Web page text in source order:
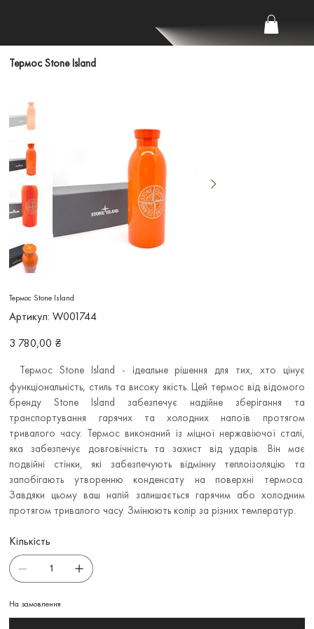
Термос Stone Island
Термос Stone Island
Артикул: Артикул
W001744
W001744
Ціна
3 780,00 ₴
Термос Stone Island - ідеальне рішення для тих, хто цінує
функціональність, стиль та високу якість. Цей термос від відомого
бренду Stone Island забезпечує надійне зберігання та
транспортування гарячих та холодних напоїв протягом
тривалого часу. Термос виконаний із міцної нержавіючої сталі,
яка забезпечує довговічність та захист від ударів. Він має
подвійні стінки, які забезпечують відмінну теплоізоляцію та
запобігають утворенню конденсату на поверхні термоса.
Завдяки цьому ваш напій залишається гарячим або холодним
протягом тривалого часу. Змінюють колір за різних температур.
Кількість
На замовлення